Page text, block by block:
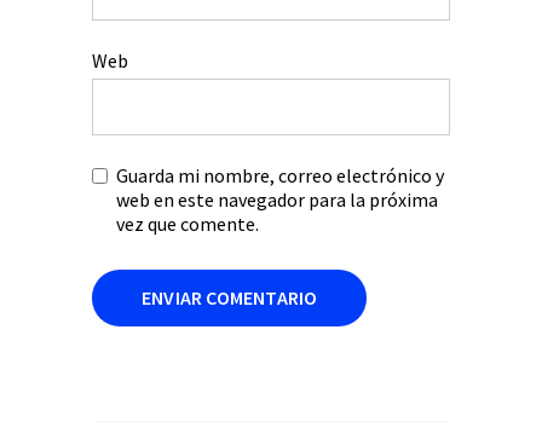
Web
Guarda mi nombre, correo electrónico y
web en este navegador para la próxima
vez que comente.